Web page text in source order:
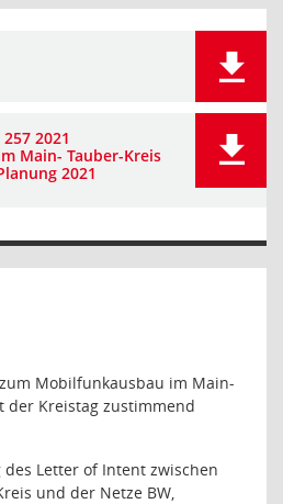
2021
Main- Tauber-Kreis
2021
Mobilfunkausbau im Main-
der Kreistag zustimmend
Letter of Intent zwischen
und der Netze BW,